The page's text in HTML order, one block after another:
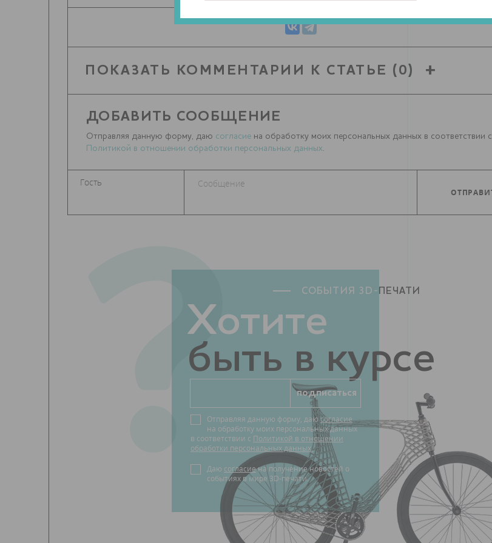
ПОКАЗАТЬ КОММЕНТАРИИ К СТАТЬЕ (0)
ДОБАВИТЬ СООБЩЕНИЕ
Отправляя данную форму, даю согласие на обработку моих персональных данных в соответствии с
Политикой в отношении обработки персональных данных.
?
Хотите
быть в курсе
СОБЫТИЯ 3D- ПЕЧАТИ
Отправляя данную форму, даюсогласие
на обработку моих персональных данных
в соответствии с Политикой в отношении
обработки персональных данных.
Даю согласиена получение новостей о
событиях в мире 3D-печати.